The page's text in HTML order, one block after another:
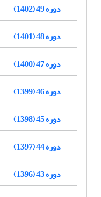
دوره 49 (1402)
دوره 48 (1401)
دوره 47 (1400)
دوره 46 (1399)
دوره 45 (1398)
دوره 44 (1397)
دوره 43 (1396)